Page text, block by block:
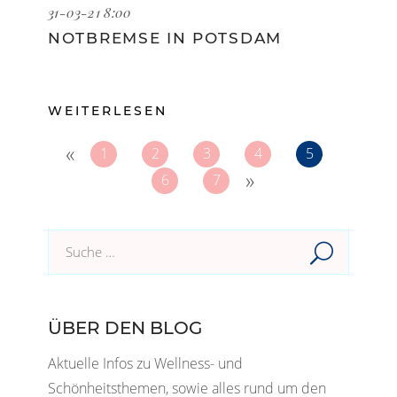
31-03-21 8:00
NOTBREMSE IN POTSDAM
WEITERLESEN
« 1 2 3 4
5
6
7 »
Suche
ÜBER DEN BLOG
Aktuelle Infos zu Wellness- und
Schönheitsthemen, sowie alles rund um den